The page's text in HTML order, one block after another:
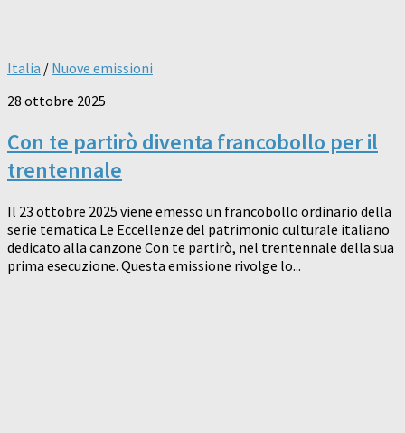
Italia / Nuove emissioni
28 ottobre 2025
Con te partirò diventa francobollo per il
trentennale
Il 23 ottobre 2025 viene emesso un francobollo ordinario della
serie tematica Le Eccellenze del patrimonio culturale italiano
dedicato alla canzone Con te partirò, nel trentennale della sua
prima esecuzione. Questa emissione rivolge lo...